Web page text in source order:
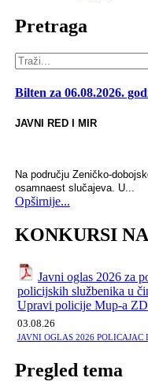
Pretraga
Bilten za 06.08.2026.
JAVNI RED I MIR
Na području Zeničko-
osamnaest slučajeva. U...
Opširnije...
KONKURSI
Javni oglas 2026 za
policijskih službenika u
Upravi policije Mup-a
03.08.26
JAVNI OGLAS 2026
Pregled tema